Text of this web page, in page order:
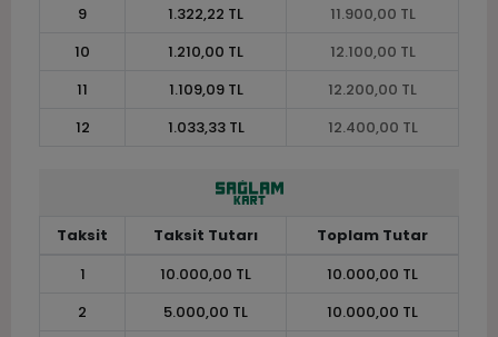
9
1.322,22 TL
11.900,00 TL
10
1.210,00 TL
12.100,00 TL
11
1.109,09 TL
12.200,00 TL
12
1.033,33 TL 12.400,00 TL
Taksit Taksit Tutarı
Toplam Tutar
1
10.000,00 TL
10.000,00 TL
2
5.000,00 TL
10.000,00 TL